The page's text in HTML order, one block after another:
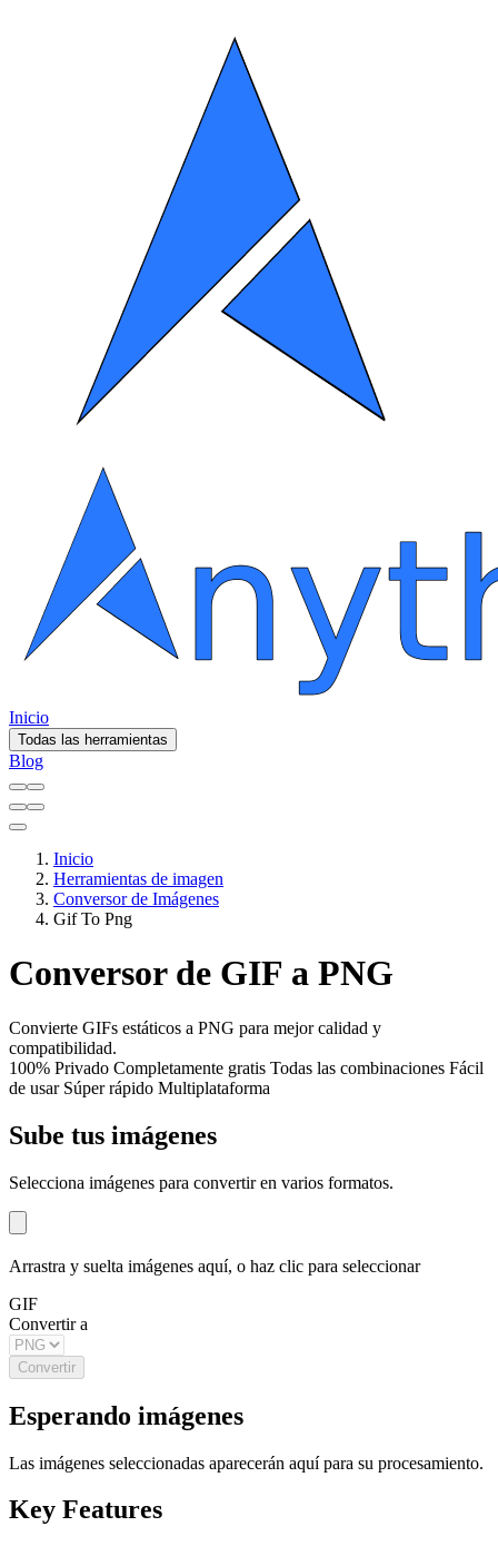
Inicio
Todas las herramientas
Blog
Inicio
Herramientas de imagen
Conversor de Imágenes
Gif To Png
Conversor de GIF a PNG
Convierte GIFs estáticos a PNG para mejor calidad y
compatibilidad.
100% Privado Completamente gratis Todas las combinaciones Fácil
de usarSúper rápido Multiplataforma
Sube tus imágenes
Selecciona imágenes para convertir en varios formatos.
Arrastra y suelta imágenes aquí, o haz clic para seleccionar
GIF
Convertir a
Convertir
Esperando imágenes
Las imágenes seleccionadas aparecerán aquí para su procesamiento.
Key Features